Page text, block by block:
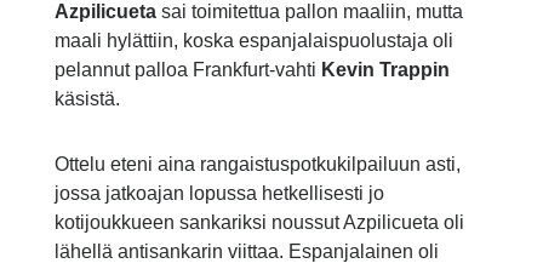
Azpilicuetasai toimitettua pallon maaliin, mutta
maali hylättiin, koska espanjalaispuolustaja oli
pelannut palloa Frankfurt-vahti Kevin Trappin
käsistä.
Ottelu eteni aina rangaistuspotkukilpailuun asti,
jossa jatkoajan lopussa hetkellisesti jo
kotijoukkueen sankariksi noussut Azpilicueta oli
lähellä antisankarin viittaa. Espanjalainen oli